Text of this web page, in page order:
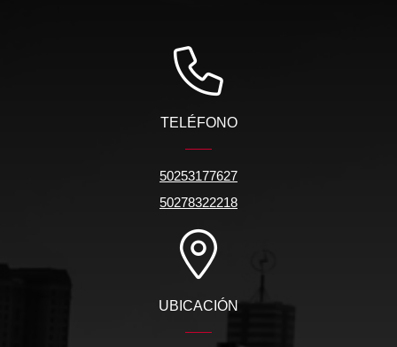
TELÉFONO
50253177627
50278322218
UBICACIÓN